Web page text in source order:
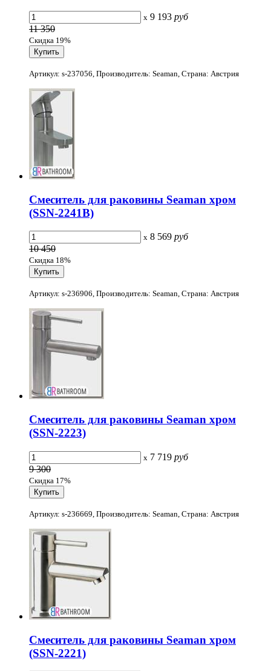
x 9 193 руб
11 350
Скидка 19%
Артикул: s-237056, Производитель: Seaman, Страна: Австрия
Смеситель для раковины Seaman хром
(SSN-2241B)
x 8 569 руб
10 450
Скидка 18%
Артикул: s-236906, Производитель: Seaman, Страна: Австрия
Смеситель для раковины Seaman хром
(SSN-2223)
x 7 719 руб
9 300
Скидка 17%
Артикул: s-236669, Производитель: Seaman, Страна: Австрия
Смеситель для раковины Seaman хром
(SSN-2221)